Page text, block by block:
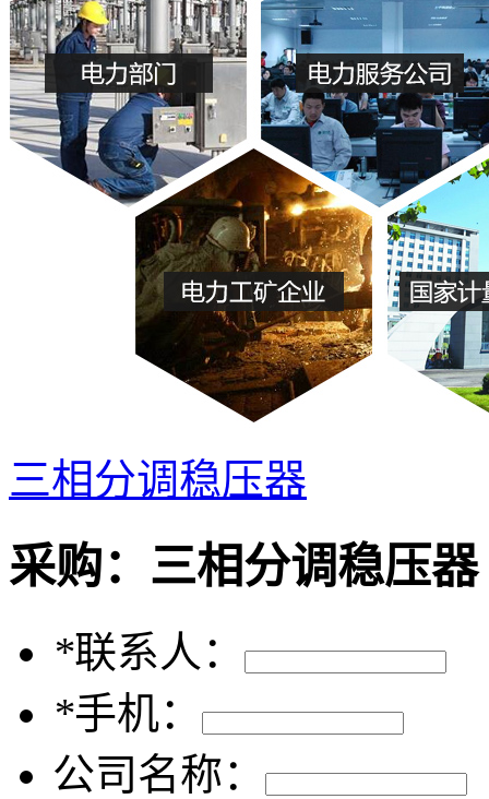
三相分调稳压器
采购： 三相分调稳压器
*联系人：
*手机：
公司名称：